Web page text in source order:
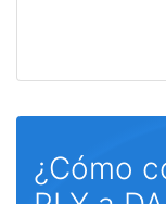
¿Cómo